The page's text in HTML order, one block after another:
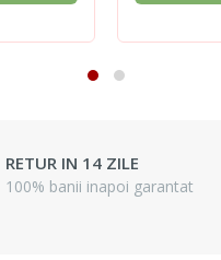
RETUR IN 14 ZILE
100% banii inapoi garantat